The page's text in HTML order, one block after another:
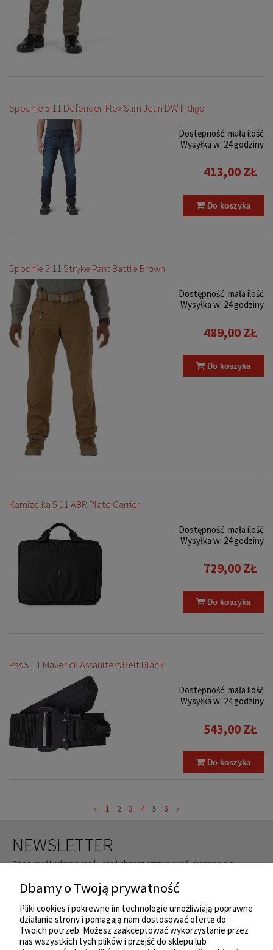
Spodnie 5.11 Defender-Flex Slim Jean DW Indigo
Dostępność: mała ilość
Wysyłka w: 24 godziny
413,00 ZŁ
Do koszyka
Spodnie 5.11 Stryke Pant Battle Brown
Dostępność: mała ilość
Wysyłka w: 24 godziny
489,00 ZŁ
Do koszyka
Kamizelka 5.11 ABR Plate Carrier
Dostępność: mała ilość
Wysyłka w: 24 godziny
729,00 ZŁ
Do koszyka
Pas 5.11 Maverick Assaulters Belt Black
Dostępność: mała ilość
Wysyłka w: 24 godziny
543,00 ZŁ
Do koszyka
« 1 2 3 4 5 6 »
NEWSLETTER
Podaj swój adres e-mail, jeżeli chcesz otrzymywać informacje o
Dbamy o Twoją prywatność
Pliki cookies i pokrewne im technologie umożliwiają poprawne
działanie strony i pomagają nam dostosować ofertę do
Twoich potrzeb. Możesz zaakceptować wykorzystanie przez
nas wszystkich tych plików i przejść do sklepu lub